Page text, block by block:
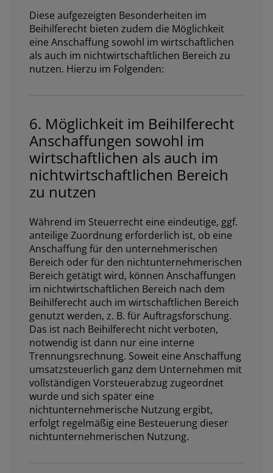
Diese aufgezeigten Besonderheiten im
Beihilferecht bieten zudem die Möglichkeit
eine Anschaffung sowohl im wirtschaftlichen
als auch im nichtwirtschaftlichen Bereich zu
nutzen. Hierzu im Folgenden:
6. Möglichkeit im Beihilferecht
Anschaffungen sowohl im
wirtschaftlichen als auch im
nichtwirtschaftlichen Bereich
zu nutzen
Während im Steuerrecht eine eindeutige, ggf.
anteilige Zuordnung erforderlich ist, ob eine
Anschaffung für den unternehmerischen
Bereich oder für den nichtunternehmerischen
Bereich getätigt wird, können Anschaffungen
im nichtwirtschaftlichen Bereich nach dem
Beihilferecht auch im wirtschaftlichen Bereich
genutzt werden, z. B. für Auftragsforschung.
Das ist nach Beihilferecht nicht verboten,
notwendig ist dann nur eine interne
Trennungsrechnung. Soweit eine Anschaffung
umsatzsteuerlich ganz dem Unternehmen mit
vollständigen Vorsteuerabzug zugeordnet
wurde und sich später eine
nichtunternehmerische Nutzung ergibt,
erfolgt regelmäßig eine Besteuerung dieser
nichtunternehmerischen Nutzung.